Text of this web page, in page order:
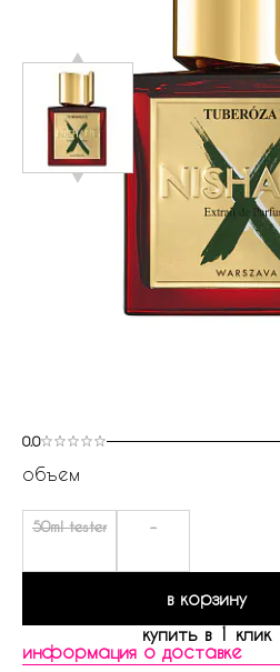
0.0
объем
50ml tester -
в корзину
купить в 1 клик
информация о доставке